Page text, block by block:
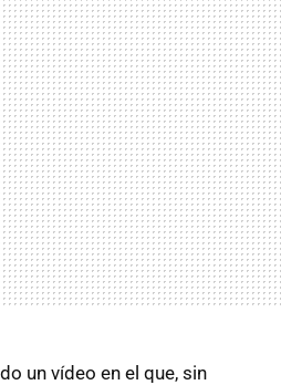
un vídeo en el que, sin